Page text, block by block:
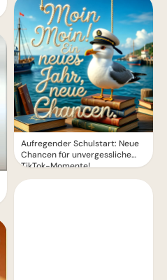
Aufregender Schulstart: Neue
Chancen für unvergessliche
TikTok-Momente!